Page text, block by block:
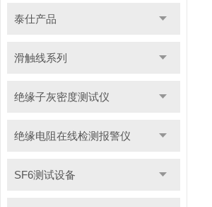
泰仕产品
滑触线系列
绝缘子灰密度测试仪
绝缘电阻在线检测报警仪
SF6测试设备